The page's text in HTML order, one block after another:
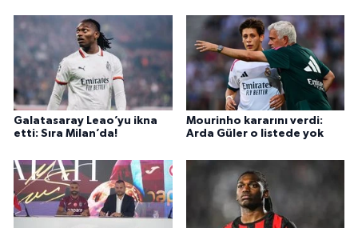
Galatasaray Leao’yu ikna
etti: Sıra Milan’da!
Mourinho kararını verdi:
Arda Güler o listede yok